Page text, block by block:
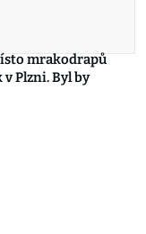
mrakodrapů
Plzni. Byl by